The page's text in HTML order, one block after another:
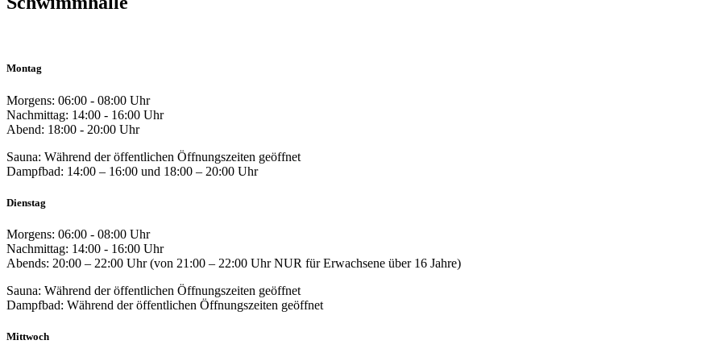
Montag
Morgens: 06:00 - 08:00 Uhr
Nachmittag: 14:00 - 16:00 Uhr
Abend: 18:00 - 20:00 Uhr
Sauna: Während der öffentlichen Öffnungszeiten geöffnet
Dampfbad: 14:00 – 16:00 und 18:00 – 20:00 Uhr
Dienstag
Morgens: 06:00 - 08:00 Uhr
Nachmittag: 14:00 - 16:00 Uhr
Abends: 20:00 – 22:00 Uhr (von 21:00 – 22:00 Uhr NUR für Erwachsene über 16 Jahre)
Sauna: Während der öffentlichen Öffnungszeiten geöffnet
Dampfbad: Während der öffentlichen Öffnungszeiten geöffnet
Mittwoch